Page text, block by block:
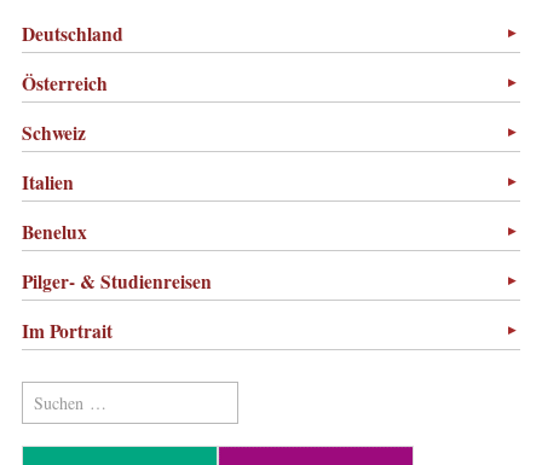
Deutschland
Österreich
Schweiz
Italien
Benelux
Pilger- & Studienreisen
Im Portrait
Suchen
nach: